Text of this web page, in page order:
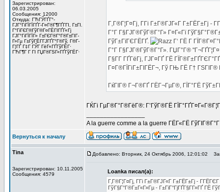
Зарегистрирован:
06.03.2005
Сообщения: 12000
Откуда: ГЋГЎГҐГ°-
ГЈГ°ГіГЇГЇГҐГ­-Г¤Г®Г¶ГҐГ­ГІ, Г±ГІ.
Г°ГіГЄГ®ГўГ®Г¤ГЁГІГҐГ«Гј
ГЈГ°ГіГЇГЇГ» Г±ГЄГ®Г°Г®Г±ГІГ­
Г»Гµ Г±ГўГЁГ­ГЈГҐГ°Г®Гў, Г®Г­
Г¦ГҐ Г‡Г ГЎГ ГёГ«ГҐГўГЁГ·
ГЋГ¶Г Г ГІ ГЏГ®ГЅГ«ГҐГўГЁГ·
Г‚Г®Г¦Г¤Гј, Г­Гі Г±Г®ГЈГ«Г Г±ГЁГ±Гј
Г°Г Г§ГЈГ®ГўГ®Г°Г» Г¤Г«Гї
ГўГ±ГїГЄГЁГҐ.
Г‘ ГЁ Г
Г°Г Г§ГЈГ®ГўГ®Г°Г». ГЏГ°Г®
Г§Г­Г ГҐГёГј, ГЈГ¤ГҐ ГЁ
Г¤Г®ГЇГіГ±ГІГЁГ¬, Гў ГЊ ГЁ Г† ГЅГІГ®
ГќГІГ® Г¬Г®ГҐ ГЁГ¬ГµГ®, ГЇГ°ГЁ
ГЌГі ГµГ®Г°Г®ГёГ®: Г’ГўГ®ГЁ
A la guerre comme a la guerre ГЁГ«ГЁ
Вернуться к началу
Tina
Зарегистрирован: 10.11.2005
Сообщения: 4579
Добавлено: Вторник, 24 Октябрь 2006, 12:01:02
Loanka писал(а):
Г‚Г®Г¦Г¤Гј, Г­Гі Г±Г®ГЈГ«Г Г±ГЁГ±Гј -
ГўГ§Г°Г®Г±Г«Г»Гµ - Г±ГіГ°ГјГҐГ§Г­Г»ГҐ ГЁ